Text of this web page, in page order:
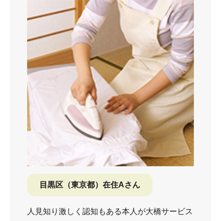
目黒区（東京都）在住Aさん
人見知り激しく認知もある本人が大橋サービス